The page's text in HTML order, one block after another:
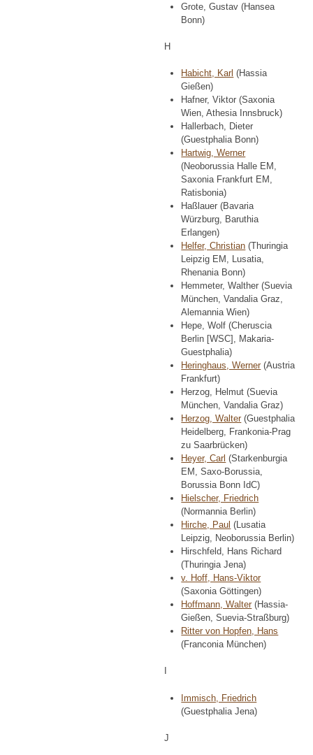
Grote, Gustav (Hansea
Bonn)
H
Habicht, Karl (Hassia
Gießen)
Hafner, Viktor (Saxonia
Wien, Athesia Innsbruck)
Hallerbach, Dieter
(Guestphalia Bonn)
Hartwig, Werner
(Neoborussia Halle EM,
Saxonia Frankfurt EM,
Ratisbonia)
Haßlauer (Bavaria
Würzburg, Baruthia
Erlangen)
Helfer, Christian (Thuringia
Leipzig EM, Lusatia,
Rhenania Bonn)
Hemmeter, Walther (Suevia
München, Vandalia Graz,
Alemannia Wien)
Hepe, Wolf (Cheruscia
Berlin [WSC], Makaria-
Guestphalia)
Heringhaus, Werner (Austria
Frankfurt)
Herzog, Helmut (Suevia
München, Vandalia Graz)
Herzog, Walter (Guestphalia
Heidelberg, Frankonia-Prag
zu Saarbrücken)
Heyer, Carl (Starkenburgia
EM, Saxo-Borussia,
Borussia Bonn IdC)
Hielscher, Friedrich
(Normannia Berlin)
Hirche, Paul (Lusatia
Leipzig, Neoborussia Berlin)
Hirschfeld, Hans Richard
(Thuringia Jena)
v. Hoff, Hans-Viktor
(Saxonia Göttingen)
Hoffmann, Walter (Hassia-
Gießen, Suevia-Straßburg)
Ritter von Hopfen, Hans
(Franconia München)
Immisch, Friedrich
(Guestphalia Jena)
J